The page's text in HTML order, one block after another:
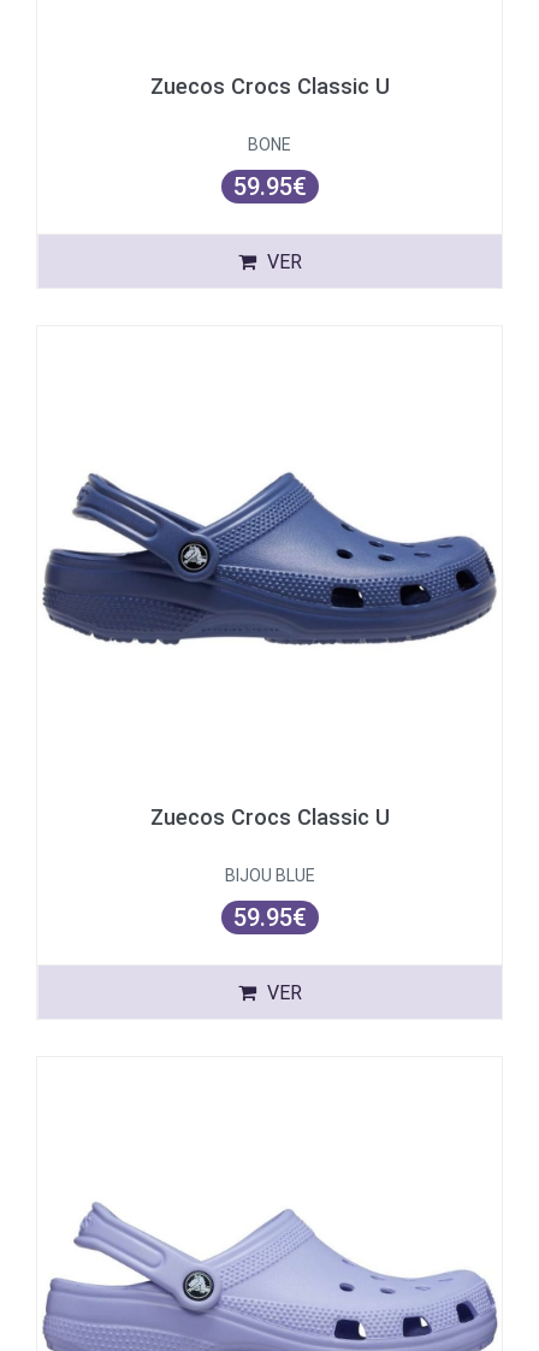
Zuecos Crocs Classic U
BONE
59.95€
VER
Zuecos Crocs Classic U
BIJOU BLUE
59.95€
VER